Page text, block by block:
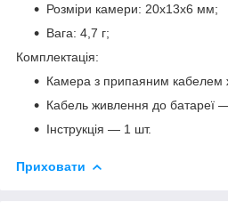
Розміри камери: 20х13х6 мм;
Вага: 4,7 г;
Комплектація:
Камера з припаяним
Кабель живлення до батареї
Інструкція — 1 шт.
Приховати